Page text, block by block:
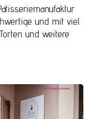
und mit viel
und weitere